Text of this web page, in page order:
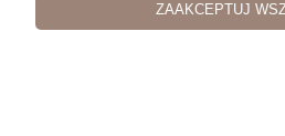
ZAAKCEPTUJ